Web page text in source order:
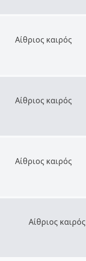
Αίθριος καιρός
Αίθριος καιρός
Αίθριος καιρός
Αίθριος καιρός